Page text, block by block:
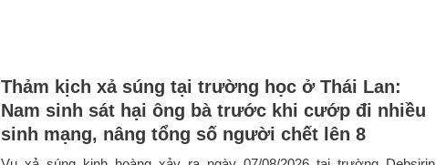
Thảm kịch xả súng tại trường học ở Thái Lan:
Nam sinh sát hại ông bà trước khi cướp đi nhiều
sinh mạng, nâng tổng số người chết lên 8